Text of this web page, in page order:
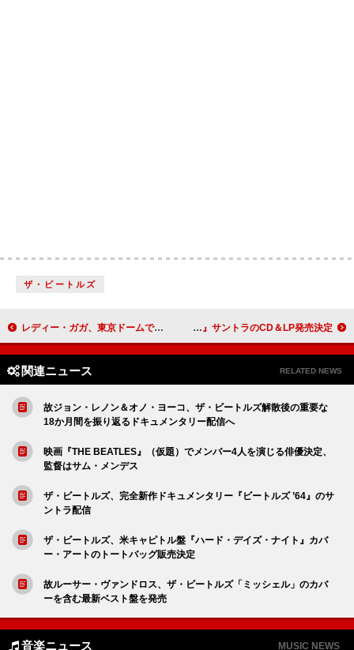
ザ・ビートルズ
レディー・ガガ、東京ドームでの追加公演が決定 全米3位記録『K-POPガールズ！デーモン・ハンターズ』サントラのCD＆LP発売決定
関連ニュース RELATED NEWS
故ジョン・レノン＆オノ・ヨーコ、ザ・ビートルズ解散後の重要な
18か月間を振り返るドキュメンタリー配信へ
映画『THE BEATLES』（仮題）でメンバー4人を演じる俳優決定、
監督はサム・メンデス
ザ・ビートルズ、完全新作ドキュメンタリー『ビートルズ ’64』のサ
ントラ配信
ザ・ビートルズ、米キャピトル盤『ハード・デイズ・ナイト』カバ
ー・アートのトートバッグ販売決定
故ルーサー・ヴァンドロス、ザ・ビートルズ「ミッシェル」のカバ
ーを含む最新ベスト盤を発売
音楽ニュース MUSIC NEWS